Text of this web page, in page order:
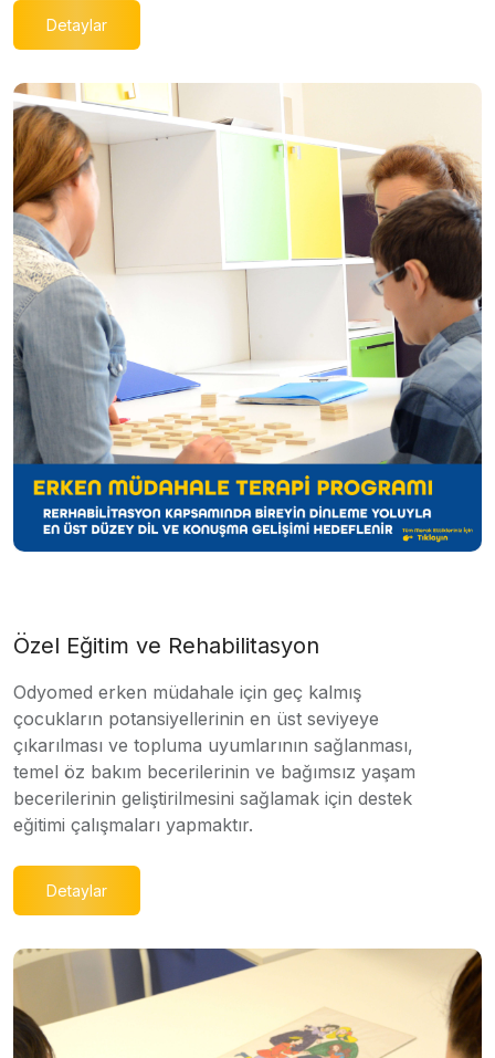
Detaylar
Özel Eğitim ve Rehabilitasyon
Odyomed erken müdahale için geç kalmış
çocukların potansiyellerinin en üst seviyeye
çıkarılması ve topluma uyumlarının sağlanması,
temel öz bakım becerilerinin ve bağımsız yaşam
becerilerinin geliştirilmesini sağlamak için destek
eğitimi çalışmaları yapmaktır.
Detaylar